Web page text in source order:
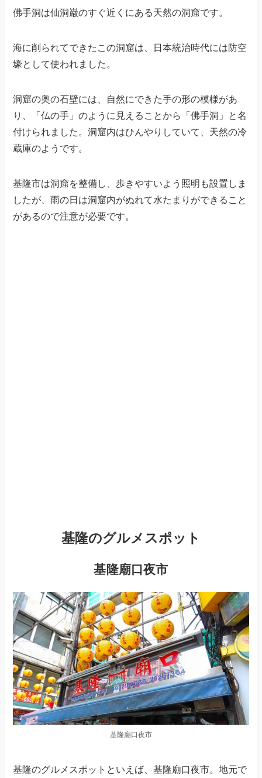
佛手洞は仙洞巌のすぐ近くにある天然の洞窟です。
海に削られてできたこの洞窟は、日本統治時代には防空
壕として使われました。
洞窟の奥の石壁には、自然にできた手の形の模様があ
り、「仏の手」のように見えることから「佛手洞」と名
付けられました。洞窟内はひんやりしていて、天然の冷
蔵庫のようです。
基隆市は洞窟を整備し、歩きやすいよう照明も設置しま
したが、雨の日は洞窟内がぬれて水たまりができること
があるので注意が必要です。
基隆のグルメスポット
基隆廟口夜市
基隆廟口夜市
基隆のグルメスポットといえば、基隆廟口夜市。地元で